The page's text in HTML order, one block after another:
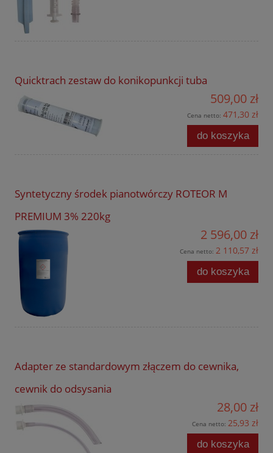
Quicktrach zestaw do konikopunkcji tuba
509,00 zł
Cena netto: 471,30 zł
do koszyka
Syntetyczny środek pianotwórczy ROTEOR M
PREMIUM 3% 220kg
2 596,00 zł
Cena netto: 2 110,57 zł
do koszyka
Adapter ze standardowym złączem do cewnika,
cewnik do odsysania
28,00 zł
Cena netto: 25,93 zł
do koszyka